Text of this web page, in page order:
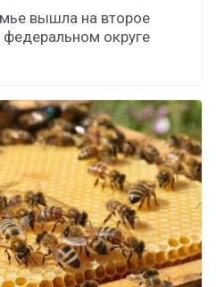
вышла на второе
округе